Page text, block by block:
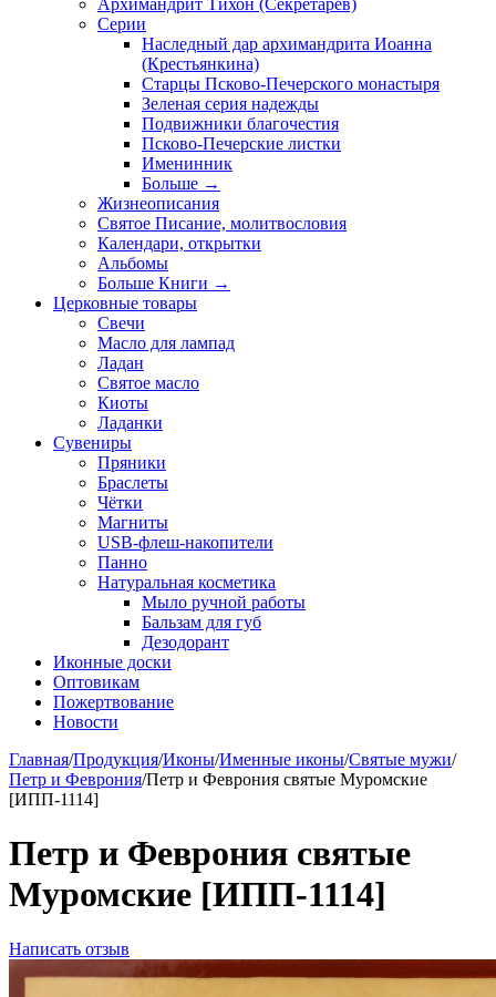
Архимандрит Тихон (Секретарёв)
Серии
Наследный дар архимандрита Иоанна
(Крестьянкина)
Старцы Псково-Печерского монастыря
Зеленая серия надежды
Подвижники благочестия
Псково-Печерские листки
Именинник
Больше →
Жизнеописания
Святое Писание, молитвословия
Календари, открытки
Альбомы
Больше Книги →
Церковные товары
Свечи
Масло для лампад
Ладан
Святое масло
Киоты
Ладанки
Сувениры
Пряники
Браслеты
Чётки
Магниты
USB-флеш-накопители
Панно
Натуральная косметика
Мыло ручной работы
Бальзам для губ
Дезодорант
Иконные доски
Оптовикам
Пожертвование
Новости
Главная/Продукция/Иконы/Именные иконы/Святые мужи/
Петр и Феврония/Петр и Феврония святые Муромские
[ИПП-1114]
Петр и Феврония святые
Муромские [ИПП-1114]
Написать отзыв